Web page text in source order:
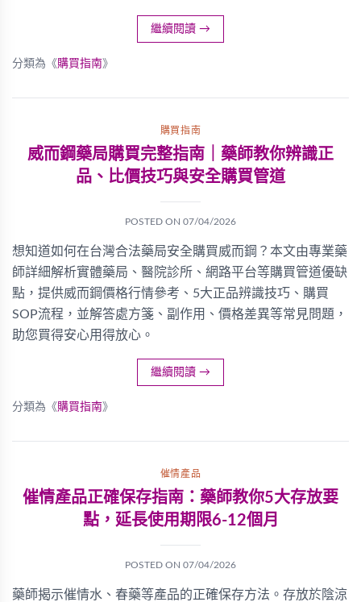
繼續閱讀 →
分類為《購買指南》
購買指南
威而鋼藥局購買完整指南｜藥師教你辨識正
品、比價技巧與安全購買管道
POSTED ON 07/04/2026
想知道如何在台灣合法藥局安全購買威而鋼？本文由專業藥
師詳細解析實體藥局、醫院診所、網路平台等購買管道優缺
點，提供威而鋼價格行情參考、5大正品辨識技巧、購買
SOP流程，並解答處方箋、副作用、價格差異等常見問題，
助您買得安心用得放心。
繼續閱讀 →
分類為《購買指南》
催情產品
催情產品正確保存指南：藥師教你5大存放要
點，延長使用期限6-12個月
POSTED ON 07/04/2026
藥師揭示催情水、春藥等產品的正確保存方法。存放於陰涼